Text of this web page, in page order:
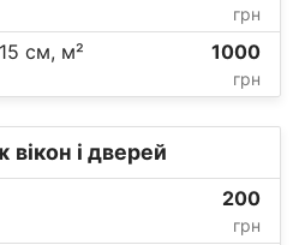
грн
см, м² 1000
грн
і дверей
200
грн